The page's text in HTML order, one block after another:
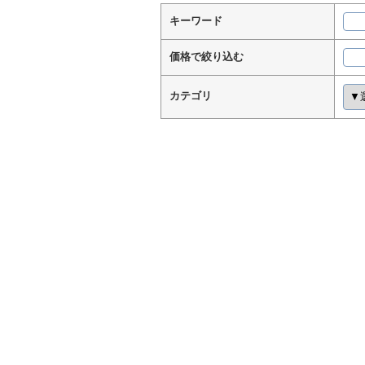
キーワード
価格で絞り込む
カテゴリ